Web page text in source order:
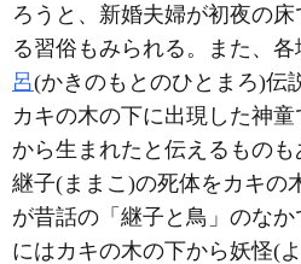
ろうと、新婚夫婦が初夜の
る習俗もみられる。また、各
呂(かきのもとのひとまろ)伝
カキの木の下に出現した神
から生まれたと伝えるものも
継子(ままこ)の死体をカキの
が昔話の「継子と鳥」のな
にはカキの木の下から妖怪(